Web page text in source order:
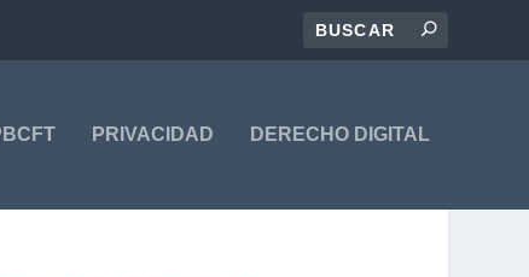
PRIVACIDAD DERECHO DIGITAL